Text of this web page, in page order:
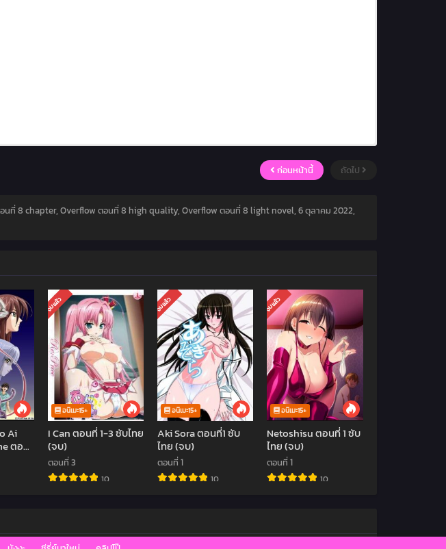
ก่อนหน้านี้ ถัดไป
ที่ 8 chapter, Overflow ตอนที่ 8 high quality, Overflow ตอนที่ 8 light novel, 6 ตุลาคม 2022,
Ai
ตอน
จบแล้ว
อนิเมะ15+
I Can ตอนที่ 1-3 ซับไทย
(จบ)
ตอนที่ 3
10
จบแล้ว
อนิเมะ15+
Aki Sora ตอนที่1 ซับ
ไทย (จบ)
ตอนที่ 1
10
จบแล้ว
อนิเมะ15+
Netoshisu ตอนที่ 1 ซับ
ไทย (จบ)
ตอนที่ 1
10